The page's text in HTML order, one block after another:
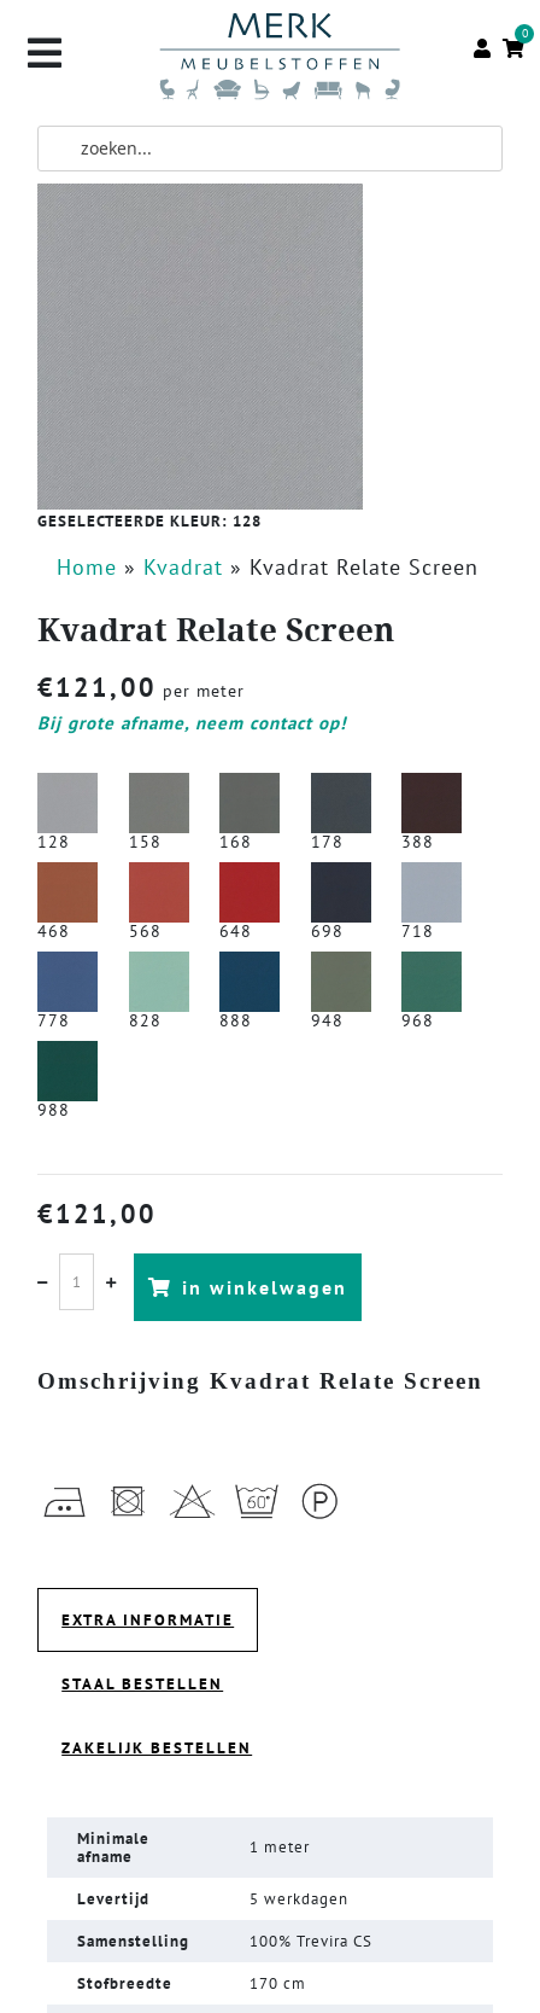
0
GESELECTEERDE KLEUR: 128
Home » Kvadrat » Kvadrat Relate Screen
Kvadrat Relate Screen
€121,00 per meter
Bij grote afname, neem contact op!
128 158 168 178 388
468 568 648 698 718
778 828 888 948 968
988
€121,00
in winkelwagen
Omschrijving Kvadrat Relate Screen
EXTRA INFORMATIE
STAAL BESTELLEN
ZAKELIJK BESTELLEN
Minimale
afname
1 meter
Levertijd 5 werkdagen
Samenstelling 100% Trevira CS
Stofbreedte 170 cm